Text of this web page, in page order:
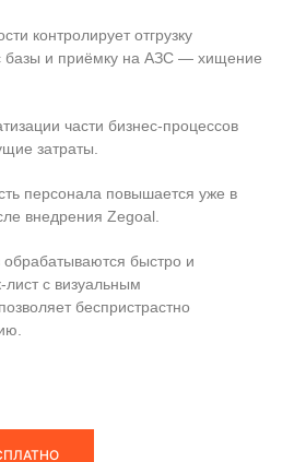
контролирует отгрузку
базы и приёмку на АЗС — хищение
части бизнес-процессов
затраты.
персонала повышается уже в
внедрения Zegoal.
быстро и
с визуальным
беспристрастно